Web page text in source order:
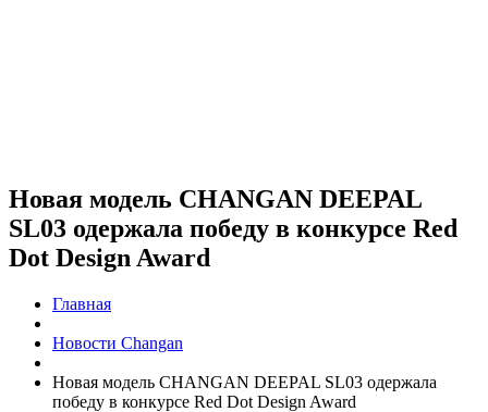
Новая модель CHANGAN DEEPAL
SL03 одержала победу в конкурсе Red
Dot Design Award
Главная
Новости Changan
Новая модель CHANGAN DEEPAL SL03 одержала
победу в конкурсе Red Dot Design Award